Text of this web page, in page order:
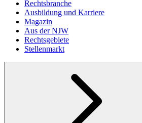
Rechtsbranche
Ausbildung und Karriere
Magazin
Aus der NJW
Rechtsgebiete
Stellenmarkt